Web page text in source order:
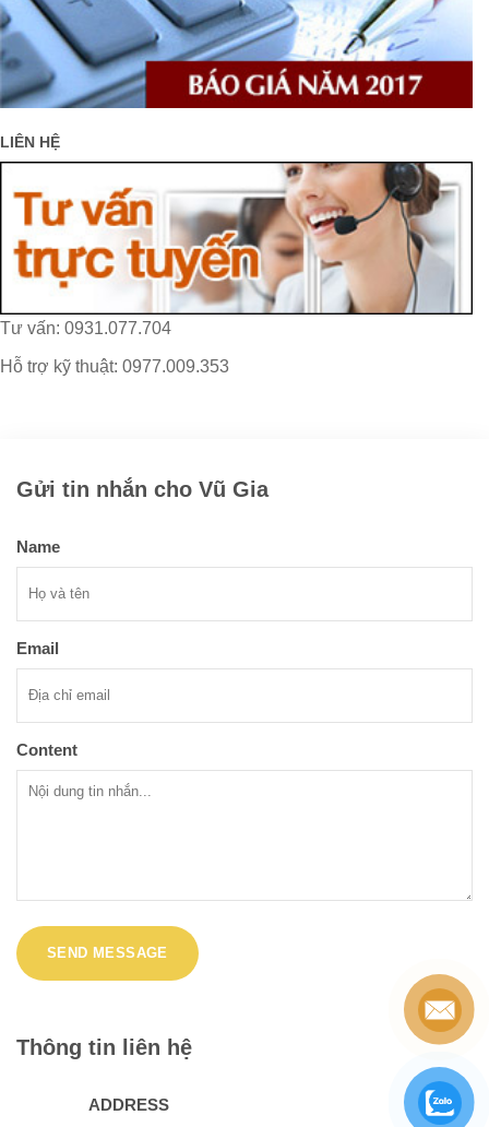
LIÊN HỆ
Tư vấn: 0931.077.704
Hỗ trợ kỹ thuật: 0977.009.353
Gửi tin nhắn cho Vũ Gia
Name
Email
Content
Thông tin liên hệ
ADDRESS